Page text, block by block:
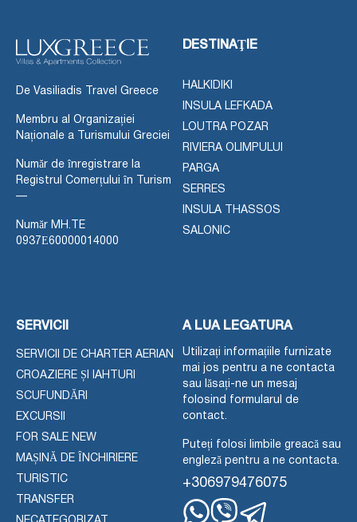
De Vasiliadis Travel Greece
Membru al Organizației
Naționale a Turismului Greciei
Număr de înregistrare la
Registrul Comerțului în Turism
—
Număr MH.TE
0937Ε60000014000
DESTINAŢIE
HALKIDIKI
INSULA LEFKADA
LOUTRA POZAR
RIVIERA OLIMPULUI
PARGA
SERRES
INSULA THASSOS
SALONIC
SERVICII
SERVICII DE CHARTER AERIAN
CROAZIERE ȘI IAHTURI
SCUFUNDĂRI
EXCURSII
FOR SALE NEW
MAȘINĂ DE ÎNCHIRIERE
TURISTIC
TRANSFER
A LUA LEGATURA
Utilizați informațiile furnizate
mai jos pentru a ne contacta
sau lăsați-ne un mesaj
folosind formularul de
contact.
Puteți folosi limbile greacă sau
engleză pentru a ne contacta.
+306979476075